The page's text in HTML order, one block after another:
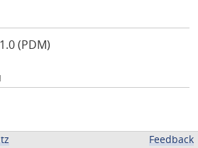
(PDM)
Feedback